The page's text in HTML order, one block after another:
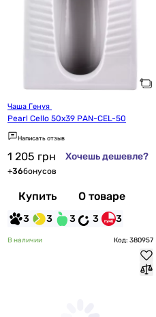
Pearl Cello 50х39 PAN-CEL-50
Написать отзыв
1 205 грн Хочешь дешевле?
+36бонусов
Купить О товаре
3 3 3 3 3
В наличии Код: 380957